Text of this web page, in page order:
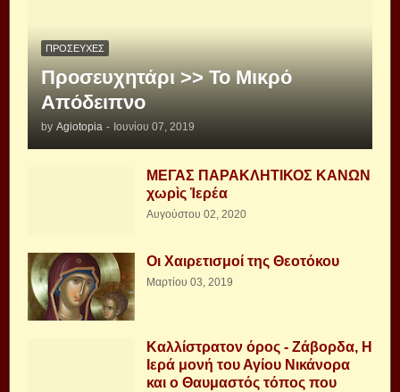
ΠΡΟΣΕΥΧΈΣ
Προσευχητάρι >> Το Μικρό
Απόδειπνο
by Agiotopia - Ιουνίου 07, 2019
ΜΕΓΑΣ ΠΑΡΑΚΛΗΤΙΚΟΣ ΚΑΝΩΝ
χωρὶς Ἱερέα
Αυγούστου 02, 2020
Οι Χαιρετισμοί της Θεοτόκου
Μαρτίου 03, 2019
Καλλίστρατον όρος - Ζάβορδα, Η
Ιερά μονή του Αγίου Νικάνορα
και ο Θαυμαστός τόπος που